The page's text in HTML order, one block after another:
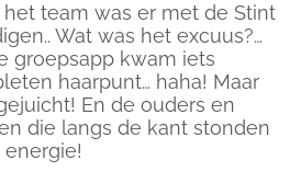
team was er met de Stint
Wat was het excuus?…
groepsapp kwam iets
haarpunt… haha! Maar
En de ouders en
die langs de kant stonden